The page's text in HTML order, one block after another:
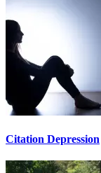
Citation Depression